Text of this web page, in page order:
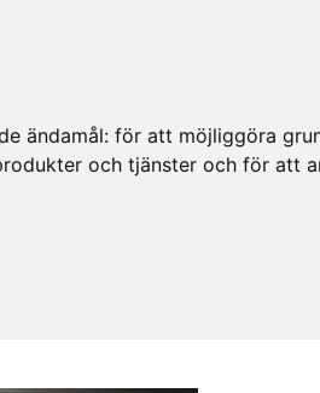
ändamål: för att möjliggöra
och tjänster och för att